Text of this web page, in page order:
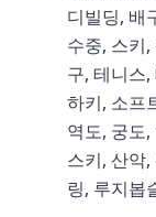
디빌딩, 배
수중, 스키
구, 테니스
하키, 소프
역도, 궁도
스키, 산악
링, 루지봅